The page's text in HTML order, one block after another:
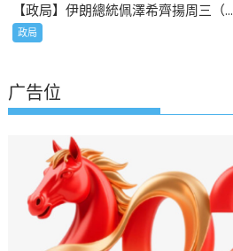
【政局】伊朗總統佩澤希齊揚周三（...
政局
广告位